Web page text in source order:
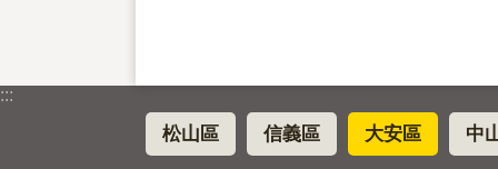
:::
松山區 信義區 大安區 中